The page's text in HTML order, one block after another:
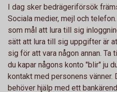
I dag sker bedrägeriförsök
Sociala medier, mejl och
som mål att lura till sig
sätt att lura till sig uppgifter är
sig för att vara någon annan. Ta
du kapar någons konto "blir" ju
kontakt med personens vänner.
behöver hjälp med ett